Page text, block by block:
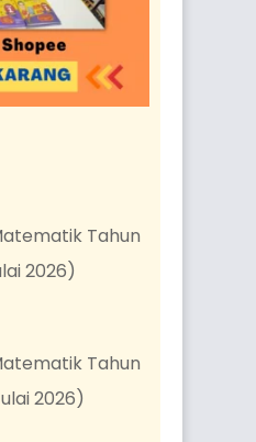
Tahun
2026)
Tahun
2026)